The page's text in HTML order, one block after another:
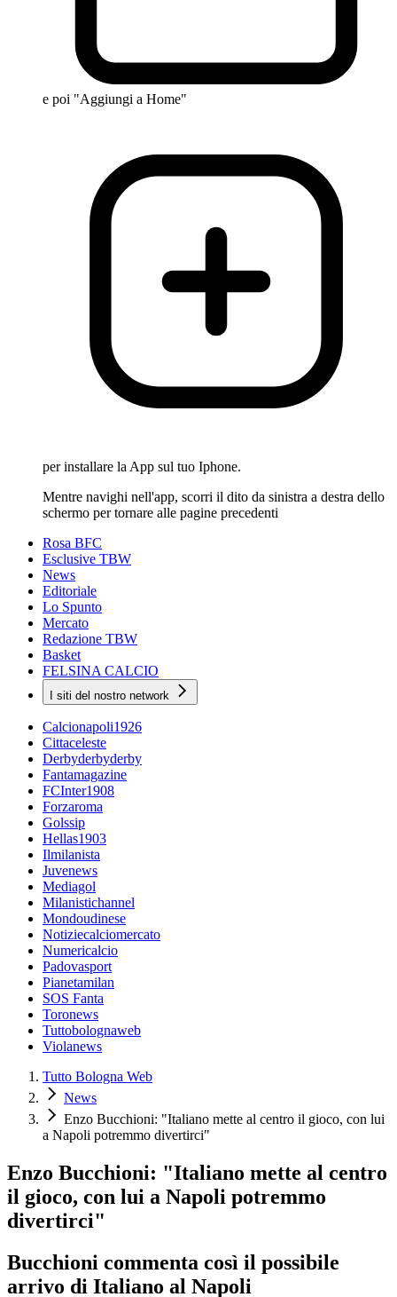
e poi "Aggiungi a Home"
per installare la App sul tuo Iphone.
Mentre navighi nell'app, scorri il dito da sinistra a destra dello
schermo per tornare alle pagine precedenti
Rosa BFC
Esclusive TBW
News
Editoriale
Lo Spunto
Mercato
Redazione TBW
Basket
FELSINA CALCIO
I siti del nostro network
Calcionapoli1926
Cittaceleste
Derbyderbyderby
Fantamagazine
FCInter1908
Forzaroma
Golssip
Hellas1903
Ilmilanista
Juvenews
Mediagol
Milanistichannel
Mondoudinese
Notiziecalciomercato
Numericalcio
Padovasport
Pianetamilan
SOS Fanta
Toronews
Tuttobolognaweb
Violanews
Tutto Bologna Web
News
Enzo Bucchioni: "Italiano mette al centro il gioco, con lui
a Napoli potremmo divertirci"
Enzo Bucchioni: "Italiano mette al centro
il gioco, con lui a Napoli potremmo
divertirci"
Bucchioni commenta così il possibile
arrivo di Italiano al Napoli